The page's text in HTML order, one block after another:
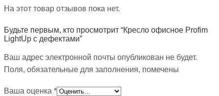
На этот товар отзывов пока нет.
Будьте первым, кто просмотрит “Кресло офисное Profim
LightUp с дефектами”
Ваш адрес электронной почты опубликован не будет.
Поля, обязательные для заполнения, помечены
Ваша оценка *